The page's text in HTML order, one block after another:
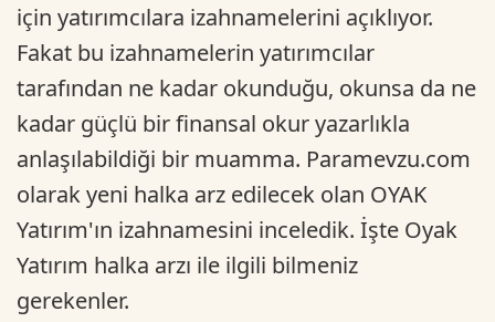
için yatırımcılara izahnamelerini açıklıyor.
Fakat bu izahnamelerin yatırımcılar
tarafından ne kadar okunduğu, okunsa da ne
kadar güçlü bir finansal okur yazarlıkla
anlaşılabildiği bir muamma. Paramevzu.com
olarak yeni halka arz edilecek olan OYAK
Yatırım'ın izahnamesini inceledik. İşte Oyak
Yatırım halka arzı ile ilgili bilmeniz
gerekenler.